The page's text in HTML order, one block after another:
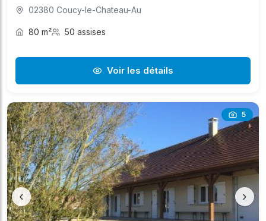
02380 Coucy-le-Chateau-Au
80 m² 50 assises
Voir les détails
5
‹ ›